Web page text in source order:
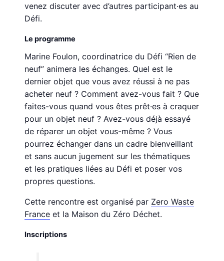
venez discuter avec d’autres participant·es au
Défi.
Le programme
Marine Foulon, coordinatrice du Défi “Rien de
neuf” animera les échanges. Quel est le
dernier objet que vous avez réussi à ne pas
acheter neuf ? Comment avez-vous fait ? Que
faites-vous quand vous êtes prêt·es à craquer
pour un objet neuf ? Avez-vous déjà essayé
de réparer un objet vous-même ? Vous
pourrez échanger dans un cadre bienveillant
et sans aucun jugement sur les thématiques
et les pratiques liées au Défi et poser vos
propres questions.
Cette rencontre est organisé par Zero Waste
France et la Maison du Zéro Déchet.
Inscriptions